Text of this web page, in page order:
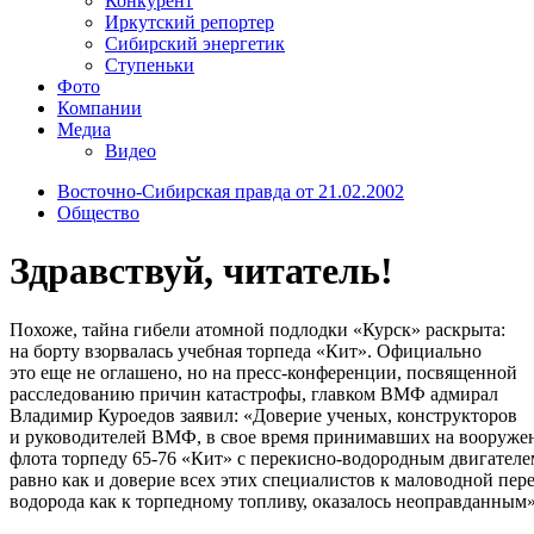
Иркутский репортер
Сибирский энергетик
Ступеньки
Фото
Компании
Медиа
Видео
Восточно-Сибирская правда от 21.02.2002
Общество
Здравствуй, читатель!
Похоже, тайна гибели атомной подлодки «Курск» раскрыта:
на борту взорвалась учебная торпеда «Кит». Официально
это еще не оглашено, но на пресс-конференции, посвященной
расследованию причин катастрофы, главком ВМФ адмирал
Владимир Куроедов заявил: «Доверие ученых, конструкторов
и руководителей ВМФ, в свое время принимавших на
флота торпеду 65-76 «Кит» с перекисно-водородным
равно как и доверие всех этих специалистов к маловодной
водорода как к торпедному топливу, оказалось